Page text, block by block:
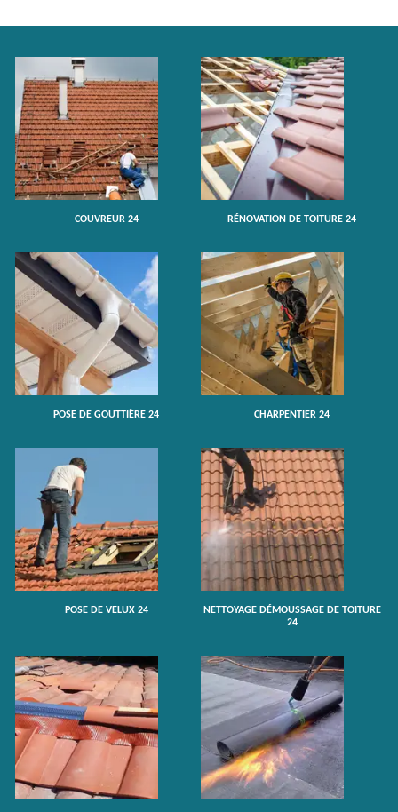
COUVREUR 24 RÉNOVATION DE TOITURE 24
POSE DE GOUTTIÈRE 24 CHARPENTIER 24
POSE DE VELUX 24
NETTOYAGE DÉMOUSSAGE DE TOITURE
24